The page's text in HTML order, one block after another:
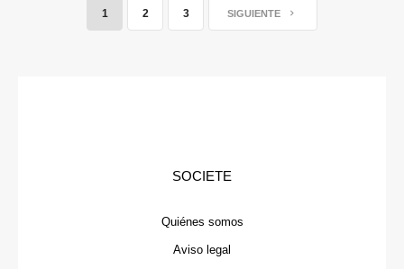
1 2 3 SIGUIENTE
SOCIETE
Quiénes somos
Aviso legal